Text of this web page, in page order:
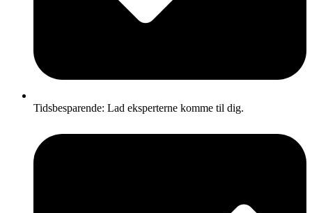
Tidsbesparende: Lad eksperterne komme til dig.